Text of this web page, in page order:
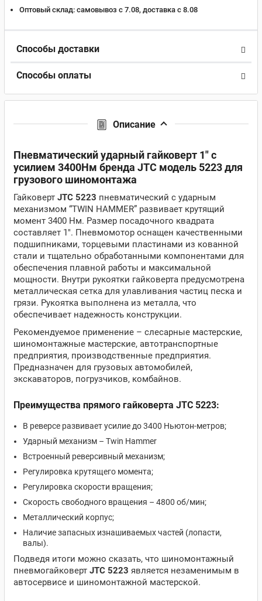
Оптовый склад: самовывоз с 7.08, доставка c 8.08
Способы доставки
Способы оплаты
Описание
Пневматический ударный гайковерт 1" с
усилием 3400Нм бренда JTC модель 5223 для
грузового шиномонтажа
Гайковерт JTC 5223 пневматический с ударным
механизмом “TWIN HAMMER” развивает крутящий
момент 3400 Нм. Размер посадочного квадрата
составляет 1". Пневмомотор оснащен качественными
подшипниками, торцевыми пластинами из кованной
стали и тщательно обработанными компонентами для
обеспечения плавной работы и максимальной
мощности. Внутри рукоятки гайковерта предусмотрена
металлическая сетка для улавливания частиц песка и
грязи. Рукоятка выполнена из металла, что
обеспечивает надежность конструкции.
Рекомендуемое применение – слесарные мастерские,
шиномонтажные мастерские, автотранспортные
предприятия, производственные предприятия.
Предназначен для грузовых автомобилей,
экскаваторов, погрузчиков, комбайнов.
Преимущества прямого гайковерта JTC 5223:
В реверсе развивает усилие до 3400 Ньютон-метров;
Ударный механизм – Twin Hammer
Встроенный реверсивный механизм;
Регулировка крутящего момента;
Регулировка скорости вращения;
Скорость свободного вращения – 4800 об/мин;
Металлический корпус;
Наличие запасных изнашиваемых частей (лопасти,
валы).
Подведя итоги можно сказать, что шиномонтажный
пневмогайковерт JTC 5223 является незаменимым в
автосервисе и шиномонтажной мастерской.